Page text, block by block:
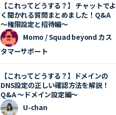
【これってどうする？】 チャットでよ
く聞かれる質問まとめました！Q&A
〜権限設定と招待編〜
Momo / Squad beyond カス
タマーサポート
【これってどうする？】ドメインの
DNS設定の正しい確認方法を解説！
Q&A 〜ドメイン設定編〜
U-chan